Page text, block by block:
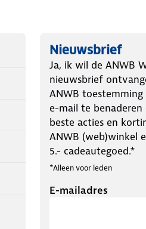
locaties, waarNieuwsbrief
Ja, ik wil de ANWB
nieuwsbrief
ANWB
e-mail te benaderen
beste acties en
ANWB (web)winkel
5.- cadeautegoed.*
*Alleen voor leden
E-mailadres